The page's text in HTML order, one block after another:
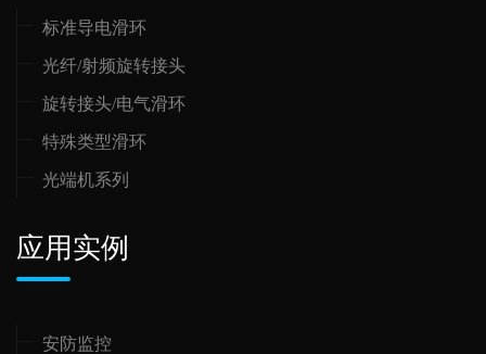
标准导电滑环
光纤/射频旋转接头
旋转接头/电气滑环
特殊类型滑环
光端机系列
应用实例
安防监控